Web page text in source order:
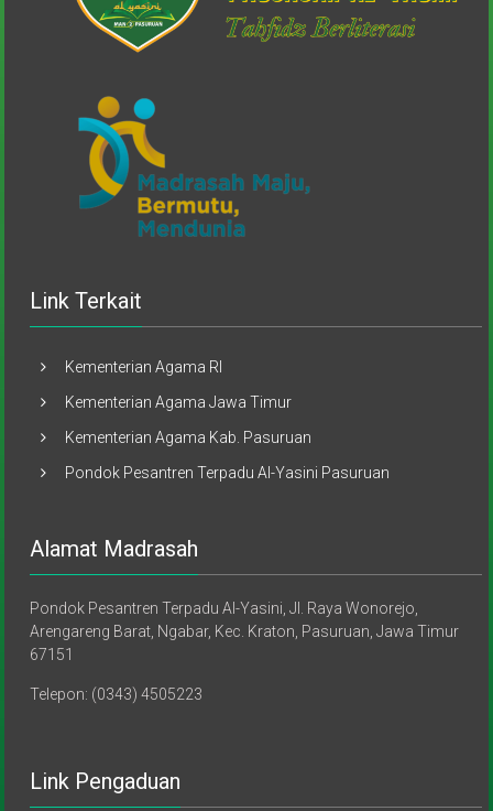
Link Terkait
Kementerian Agama RI
Kementerian Agama Jawa Timur
Kementerian Agama Kab. Pasuruan
Pondok Pesantren Terpadu Al-Yasini Pasuruan
Alamat Madrasah
Pondok Pesantren Terpadu Al-Yasini, Jl. Raya Wonorejo,
Arengareng Barat, Ngabar, Kec. Kraton, Pasuruan, Jawa Timur
67151
Telepon: (0343) 4505223
Link Pengaduan